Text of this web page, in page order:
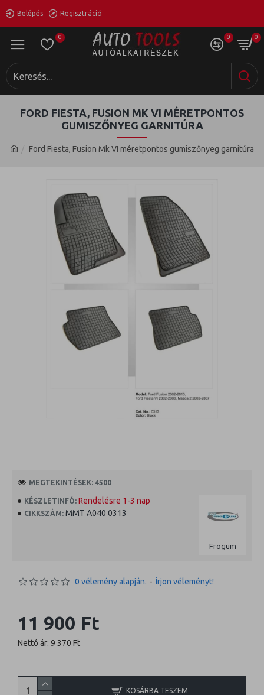
Belépés Regisztráció
0 0 0
Ford Fiesta, Fusion Mk VI méretpontos gumiszőnyeg garnitúra
FORD FIESTA, FUSION MK VI MÉRETPONTOS
GUMISZŐNYEG GARNITÚRA
KÉSZLETINFÓ: Rendelésre 1-3 nap
CIKKSZÁM: MMT A040 0313
Frogum
MEGTEKINTÉSEK: 4500
0 vélemény alapján. - Írjon véleményt!
11 900 Ft
Nettó ár: 9 370 Ft
KOSÁRBA TESZEM